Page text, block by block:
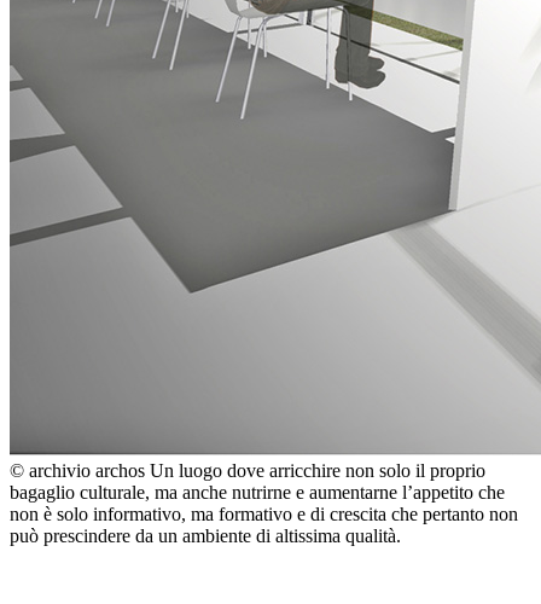
© archivio archos Un luogo dove arricchire non solo il proprio
bagaglio culturale, ma anche nutrirne e aumentarne l’appetito che
non è solo informativo, ma formativo e di crescita che pertanto non
può prescindere da un ambiente di altissima qualità.